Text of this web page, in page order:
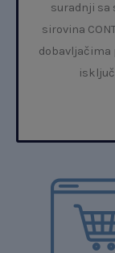
suradnji
sirovina
dobavljačima